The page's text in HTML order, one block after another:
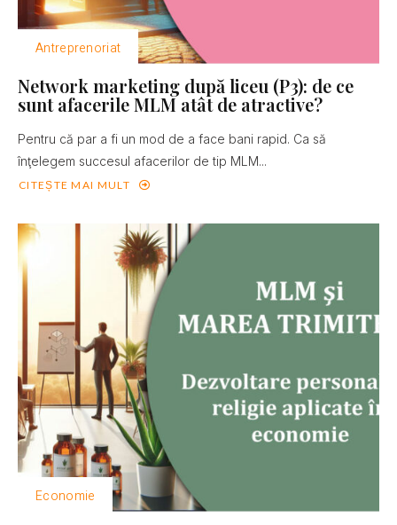
Antreprenoriat
Network marketing după liceu (P3): de ce
sunt afacerile MLM atât de atractive?
Pentru că par a fi un mod de a face bani rapid. Ca să
înţelegem succesul afacerilor de tip MLM...
CITEȘTE MAI MULT
Economie